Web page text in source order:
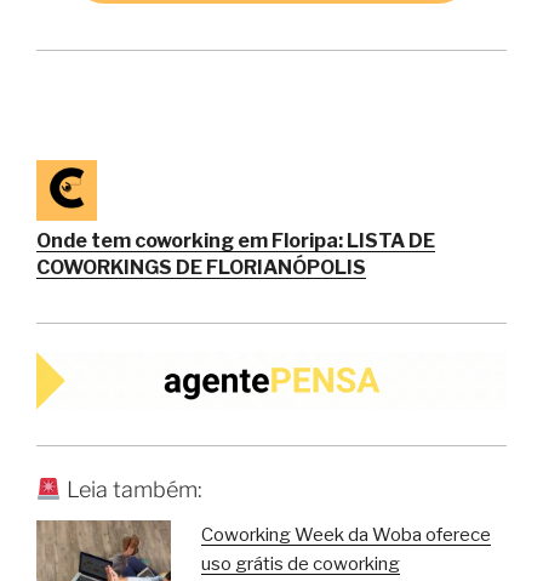
Onde tem coworking em Floripa: LISTA DE
COWORKINGS DE FLORIANÓPOLIS
Leia também:
Coworking Week da Woba oferece
uso grátis de coworking